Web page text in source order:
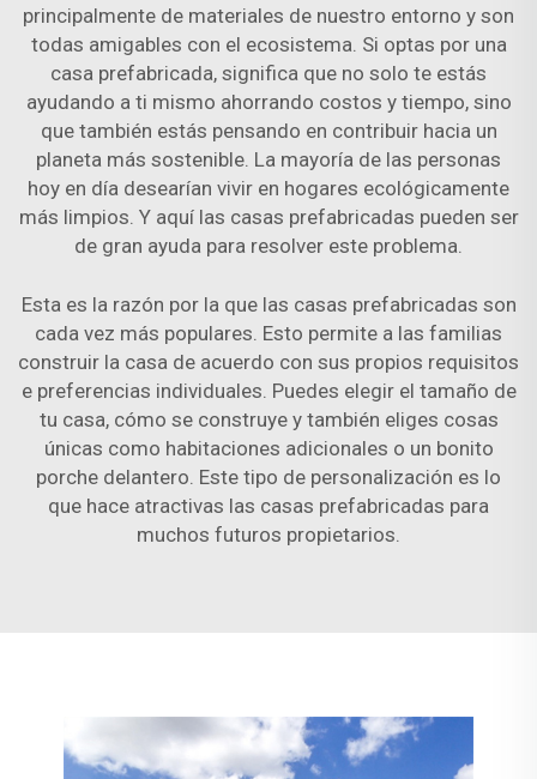
principalmente de materiales de nuestro entorno y son
todas amigables con el ecosistema. Si optas por una
casa prefabricada, significa que no solo te estás
ayudando a ti mismo ahorrando costos y tiempo, sino
que también estás pensando en contribuir hacia un
planeta más sostenible. La mayoría de las personas
hoy en día desearían vivir en hogares ecológicamente
más limpios. Y aquí las casas prefabricadas pueden ser
de gran ayuda para resolver este problema.
Esta es la razón por la que las casas prefabricadas son
cada vez más populares. Esto permite a las familias
construir la casa de acuerdo con sus propios requisitos
e preferencias individuales. Puedes elegir el tamaño de
tu casa, cómo se construye y también eliges cosas
únicas como habitaciones adicionales o un bonito
porche delantero. Este tipo de personalización es lo
que hace atractivas las casas prefabricadas para
muchos futuros propietarios.